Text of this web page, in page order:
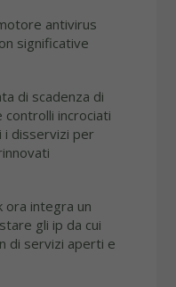
antivirus
significative
di scadenza di
incrociati
i disservizi per
ora integra un
gli ip da cui
di servizi aperti e